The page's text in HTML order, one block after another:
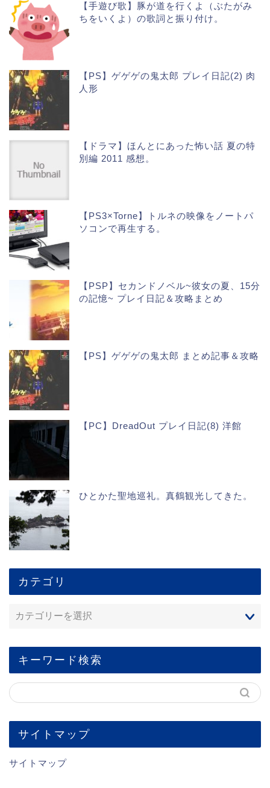
【手遊び歌】豚が道を行くよ（ぶたがみ
ちをいくよ）の歌詞と振り付け。
【PS】ゲゲゲの鬼太郎 プレイ日記(2) 肉
人形
【ドラマ】ほんとにあった怖い話 夏の特
別編 2011 感想。
【PS3×Torne】トルネの映像をノートパ
ソコンで再生する。
【PSP】セカンドノベル~彼女の夏、15分
の記憶~ プレイ日記＆攻略まとめ
【PS】ゲゲゲの鬼太郎 まとめ記事＆攻略
【PC】DreadOut プレイ日記(8) 洋館
ひとかた聖地巡礼。真鶴観光してきた。
カテゴリ
キーワード検索
サイトマップ
サイトマップ